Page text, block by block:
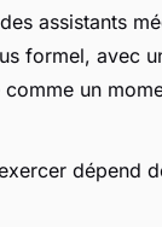
assistants
formel, avec
un
dépend